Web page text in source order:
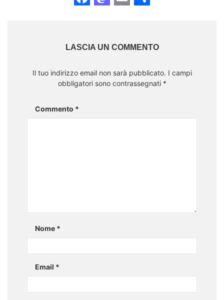
LASCIA UN COMMENTO
Il tuo indirizzo email non sarà pubblicato. I campi
obbligatori sono contrassegnati *
Commento *
Nome *
Email *